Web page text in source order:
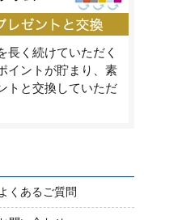
長く続けていただく
イントが貯まり、素
トと交換していただ
よくあるご質問